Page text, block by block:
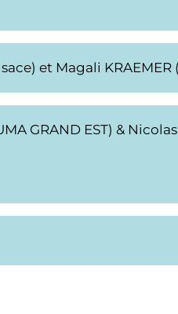
et Magali KRAEMER
GRAND EST) &